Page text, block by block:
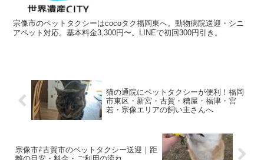
宗像市のペットタクシーはcocoタク福岡東へ。動物病院送迎・シニ
アペット対応。基本料金3,300円〜。LINEで初回300円引き。
猫の通院にペットタクシーが便利！福岡
市東区・新宮・古賀・糟屋・福津・宮
若・宗像エリアの飼い主さんへ
宗像市⇄古賀市のペットタクシー送迎｜距